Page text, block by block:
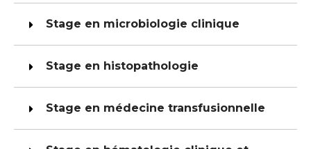
Stage en microbiologie clinique
Stage en histopathologie
Stage en médecine transfusionnelle